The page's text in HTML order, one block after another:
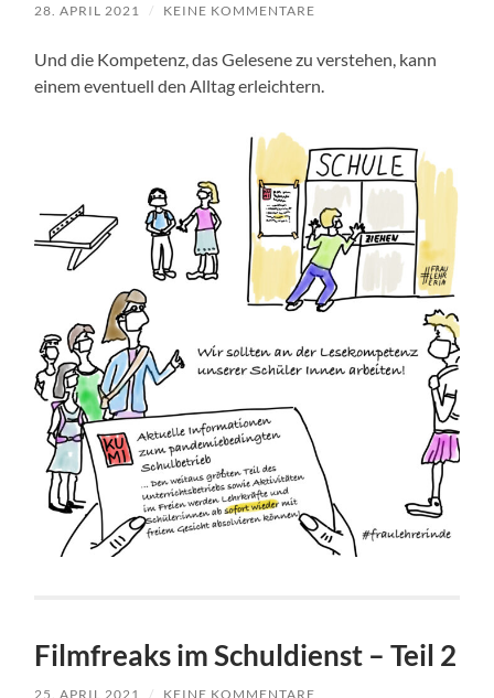
28. APRIL 2021 / KEINE KOMMENTARE
Und die Kompetenz, das Gelesene zu verstehen, kann
einem eventuell den Alltag erleichtern.
Filmfreaks im Schuldienst – Teil 2
25. APRIL 2021 / KEINE KOMMENTARE